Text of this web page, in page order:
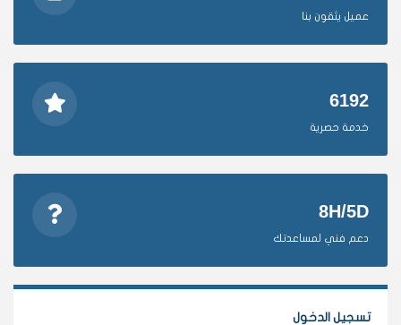
عميل يثقون بنا
6192
خدمة حصرية
8H/5D
دعم فني لمساعدتك
تسجيل الدخول